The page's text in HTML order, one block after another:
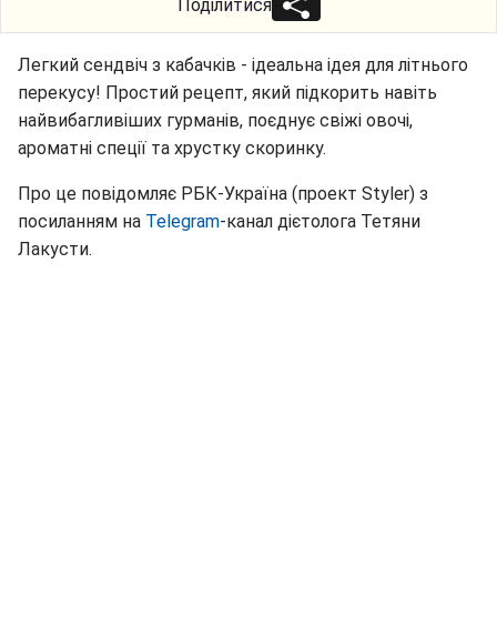
Поділитися
Легкий сендвіч з кабачків - ідеальна ідея для літнього
перекусу! Простий рецепт, який підкорить навіть
найвибагливіших гурманів, поєднує свіжі овочі,
ароматні спеції та хрустку скоринку.
Про це повідомляє РБК-Україна (проект Styler) з
посиланням на Telegram-канал дієтолога Тетяни
Лакусти.